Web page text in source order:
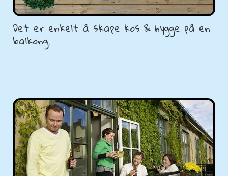
Det er enkelt å skape kos & hygge på en
balkong.